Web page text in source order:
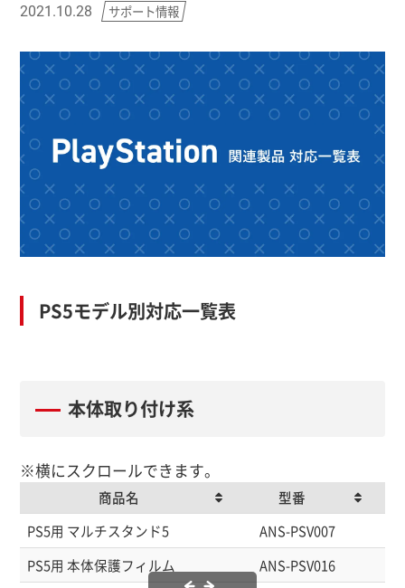
2021.10.28 サポート情報
PS5モデル別対応一覧表
本体取り付け系
※横にスクロールできます。
商品名
型番
商品名
型番
PS5用 マルチスタンド5 ANS-PSV007
PS5用 本体保護フィルム
ANS-PSV016